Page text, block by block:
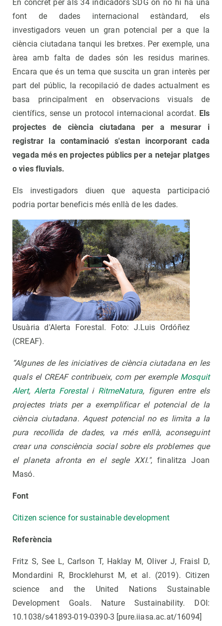
En concret per als 34 indicadors SDG on no hi ha una
font de dades internacional estàndard, els
investigadors veuen un gran potencial per a que la
ciència ciutadana tanqui les bretxes. Per exemple, una
àrea amb falta de dades són les residus marines.
Encara que és un tema que suscita un gran interès per
part del públic, la recopilació de dades actualment es
basa principalment en observacions visuals de
científics, sense un protocol internacional acordat. Els
projectes de ciència ciutadana per a mesurar i
registrar la contaminació s'estan incorporant cada
vegada més en projectes públics per a netejar platges
o vies fluvials.
Els investigadors diuen que aquesta participació
podria portar beneficis més enllà de les dades.
Usuària d'Alerta Forestal. Foto: J.Luis Ordóñez
(CREAF).
“Algunes de les iniciatives de ciència ciutadana en les
quals el CREAF contribueix, com per exemple Mosquit
Alert,Alerta Forestali RitmeNatura, figuren entre els
projectes triats per a exemplificar el potencial de la
ciència ciutadana. Aquest potencial no es limita a la
pura recollida de dades, va més enllà, aconseguint
crear una consciència social sobre els problemes que
el planeta afronta en el segle XXI.", finalitza Joan
Masó.
Font
Citizen science for sustainable development
Referència
Fritz S, See L, Carlson T, Haklay M, Oliver J, Fraisl D,
Mondardini R, Brocklehurst M, et al. (2019). Citizen
science and the United Nations Sustainable
Development Goals. Nature Sustainability. DOI:
10.1038/s41893-019-0390-3 [pure.iiasa.ac.at/16094]